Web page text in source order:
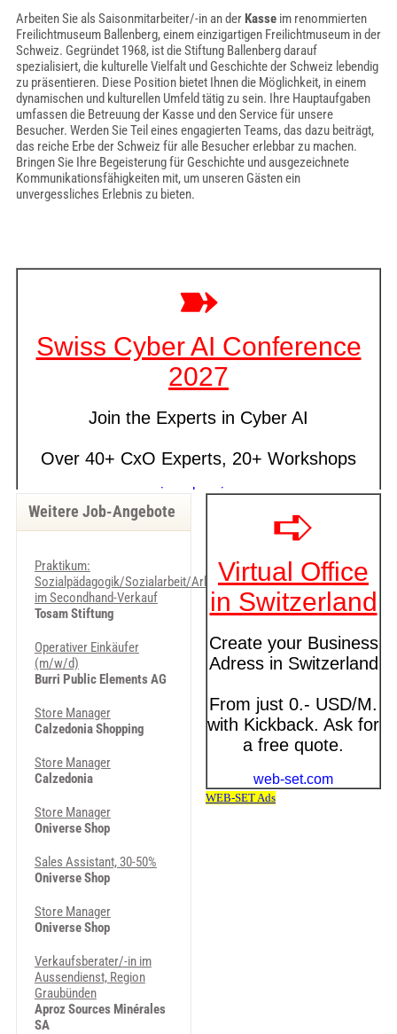
Arbeiten Sie als Saisonmitarbeiter/-in an derKasseim renommierten
Freilichtmuseum Ballenberg, einem einzigartigen Freilichtmuseum in der
Schweiz. Gegründet 1968, ist die Stiftung Ballenberg darauf
spezialisiert, die kulturelle Vielfalt und Geschichte der Schweiz lebendig
zu präsentieren. Diese Position bietet Ihnen die Möglichkeit, in einem
dynamischen und kulturellen Umfeld tätig zu sein. Ihre Hauptaufgaben
umfassen die Betreuung der Kasse und den Service für unsere
Besucher. Werden Sie Teil eines engagierten Teams, das dazu beiträgt,
das reiche Erbe der Schweiz für alle Besucher erlebbar zu machen.
Bringen Sie Ihre Begeisterung für Geschichte und ausgezeichnete
Kommunikationsfähigkeiten mit, um unseren Gästen ein
unvergessliches Erlebnis zu bieten.
Weitere Job-Angebote
Praktikum:
Sozialpädagogik/Sozialarbeit/Arbeitsagogik
im Secondhand-Verkauf
Tosam Stiftung
Operativer Einkäufer
(m/w/d)
Burri Public Elements AG
Store Manager
Calzedonia Shopping
Store Manager
Calzedonia
Store Manager
Oniverse Shop
Sales Assistant, 30-50%
Oniverse Shop
Store Manager
Oniverse Shop
Verkaufsberater/-in im
Aussendienst, Region
Graubünden
Aproz Sources Minérales
SA